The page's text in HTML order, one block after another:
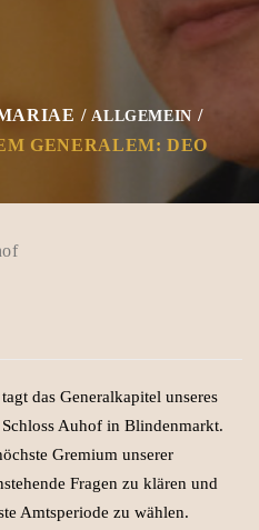
ALLGEMEIN
GENERALEM: DEO
das Generalkapitel unseres
Auhof in Blindenmarkt.
Gremium unserer
Fragen zu klären und
Amtsperiode zu wählen.